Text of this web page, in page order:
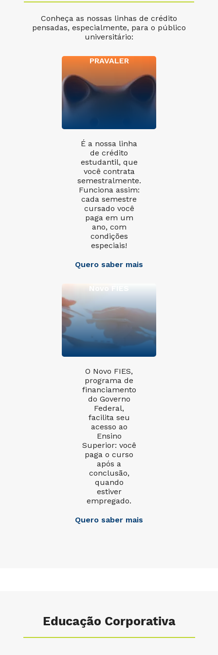
Conheça as nossas linhas de crédito
pensadas, especialmente, para o público
universitário:
PRAVALER
É a nossa linha
de crédito
estudantil, que
você contrata
semestralmente.
Funciona assim:
cada semestre
cursado você
paga em um
ano, com
condições
especiais!
Quero saber mais
Novo FIES
O Novo FIES,
programa de
financiamento
do Governo
Federal,
facilita seu
acesso ao
Ensino
Superior: você
paga o curso
após a
conclusão,
quando
estiver
empregado.
Quero saber mais
Educação Corporativa